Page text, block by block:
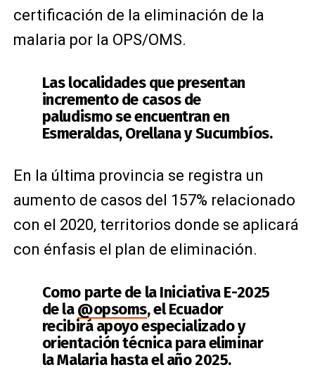
certificación de la eliminación de la
malaria por la OPS/OMS.
Las localidades que presentan
incremento de casos de
paludismo se encuentran en
Esmeraldas, Orellana y Sucumbíos.
En la última provincia se registra un
aumento de casos del 157% relacionado
con el 2020, territorios donde se aplicará
con énfasis el plan de eliminación.
Como parte de la Iniciativa E-2025
de la@opsoms, el Ecuador
recibirá apoyo especializado y
orientación técnica para eliminar
la Malaria hasta el año 2025.